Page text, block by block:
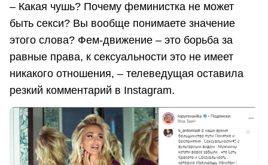
– Какая чушь? Почему феминистка не может
быть секси? Вы вообще понимаете значение
этого слова? Фем-движение – это борьба за
равные права, к сексуальности это не имеет
никакого отношения, – телеведущая оставила
резкий комментарий в Instagram.